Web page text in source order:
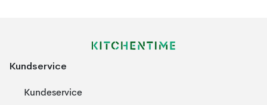
utvikles innen designmarkedet og vokse på utvalgte
Kundservice
Kundeservice